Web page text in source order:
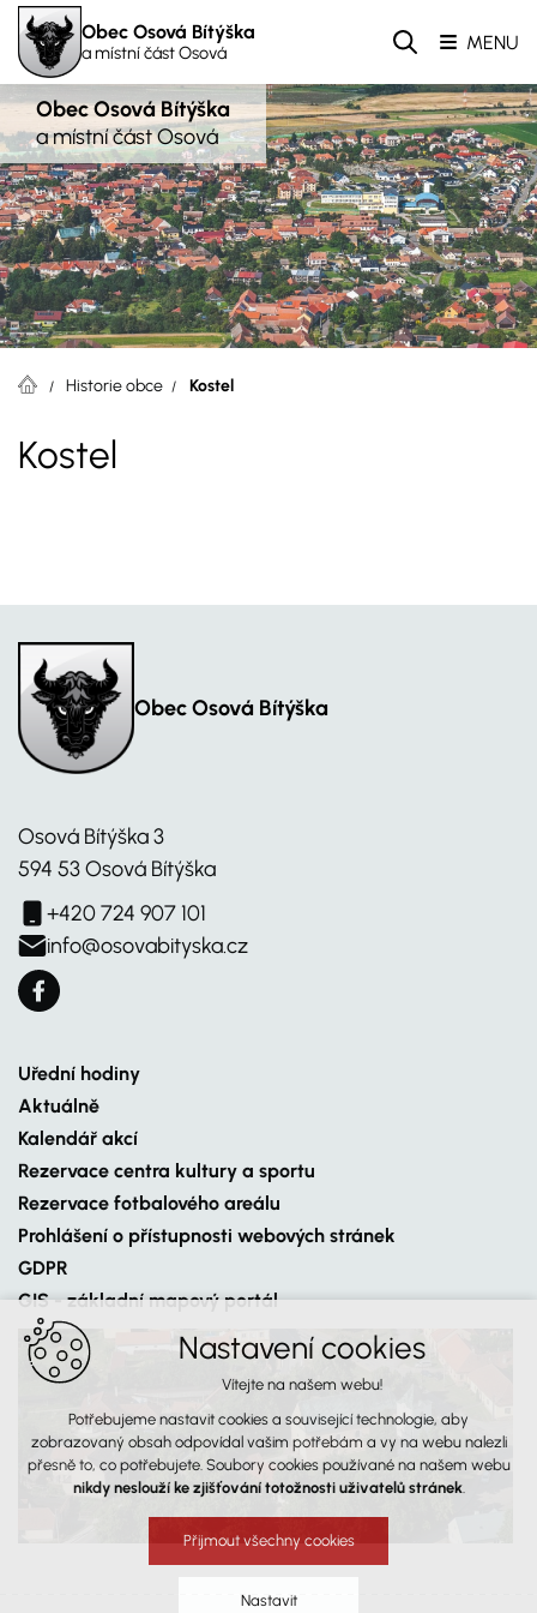
Obec Osová Bítýška
a místní část Osová MENU
Obec Osová Bítýška
a místní část Osová
Historie obce Kostel
Kostel
Obec Osová Bítýška
Osová Bítýška 3
594 53 Osová Bítýška
+420 724 907 101
info@osovabityska.cz
Uřední hodiny
Aktuálně
Kalendář akcí
Rezervace centra kultury a sportu
Rezervace fotbalového areálu
Prohlášení o přístupnosti webových stránek
GDPR
GIS - základní mapový portál
Nastavení cookies
Vítejte na našem webu!
Potřebujeme nastavit cookies a související technologie, aby
zobrazovaný obsah odpovídal vašim potřebám a vy na webu nalezli
přesně to, co potřebujete. Soubory cookies používané na našem webu
nikdy neslouží ke zjišťování totožnosti uživatelů stránek.
Přijmout všechny cookies
Nastavit